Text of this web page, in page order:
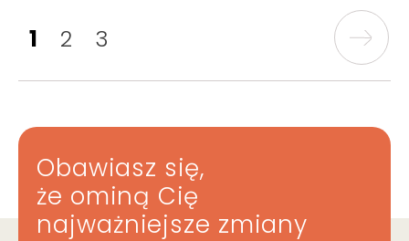
1 2 3
Obawiasz się,
że ominą Cię
najważniejsze zmiany